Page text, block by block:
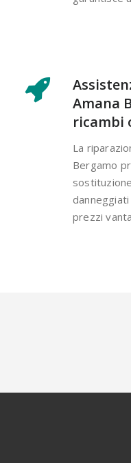
Amana
ricambi
La
Bergamo
prezzi